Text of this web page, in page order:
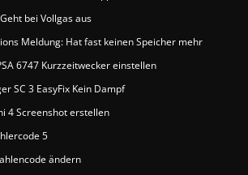
bei Vollgas aus
Meldung: Hat fast keinen Speicher mehr
6747 Kurzzeitwecker einstellen
SC 3 EasyFix Kein Dampf
4 Screenshot erstellen
5
ändern